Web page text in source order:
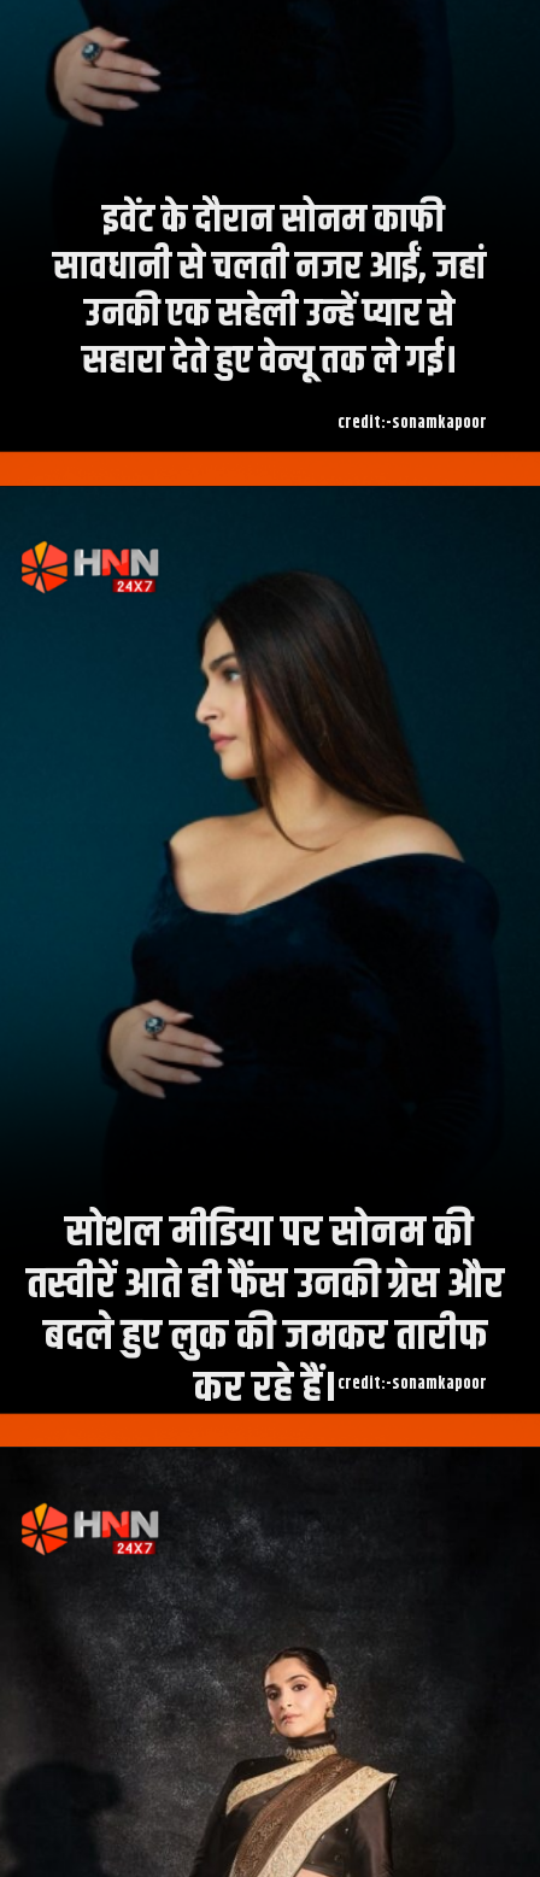
इवेंट के दौरान सोनम काफी
सावधानी से चलती नजर आईं, जहां
उनकी एक सहेली उन्हें प्यार से
credit:-sonamkapoor
सोशल मीडिया पर सोनम की
तस्वीरें आते ही फैंस उनकी ग्रेस और
बदले हुए लुक की जमकर तारीफ
कर रहे हैं।credit:-sonamkapoor